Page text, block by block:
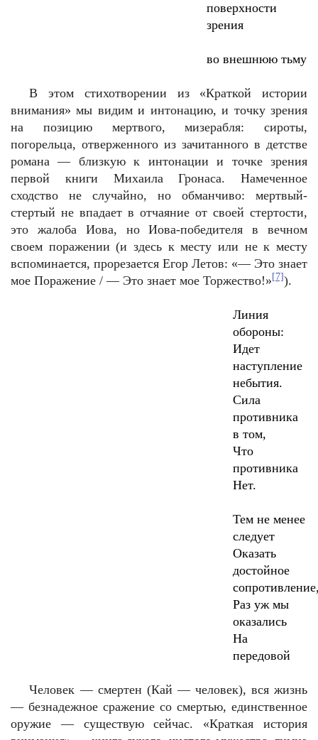
поверхности
зрения
во внешнюю тьму
В этом стихотворении из «Краткой истории
внимания» мы видим и интонацию, и точку зрения
на позицию мертвого, мизерабля: сироты,
погорельца, отверженного из зачитанного в детстве
романа — близкую к интонации и точке зрения
первой книги Михаила Гронаса. Намеченное
сходство не случайно, но обманчиво: мертвый-
стертый не впадает в отчаяние от своей стертости,
это жалоба Иова, но Иова-победителя в вечном
своем поражении (и здесь к месту или не к месту
вспоминается, прорезается Егор Летов: «— Это знает
мое Поражение / — Это знает мое Торжество!» [7]).
Линия
обороны:
Идет
наступление
небытия.
Сила
противника
в том,
Что
противника
Нет.
Тем не менее
следует
Оказать
достойное
Раз уж мы
оказались
На
передовой
Человек — смертен (Кай — человек), вся жизнь
— безнадежное сражение со смертью, единственное
оружие — существую сейчас. «Краткая история